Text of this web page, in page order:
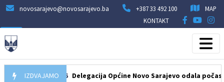
novosarajevo@novosarajevo.ba +387 33 492 100
MAP
KONTAKT
IZDVAJAMO
07.08.2026 Delegacija Općine Novo Sarajevo odala počast